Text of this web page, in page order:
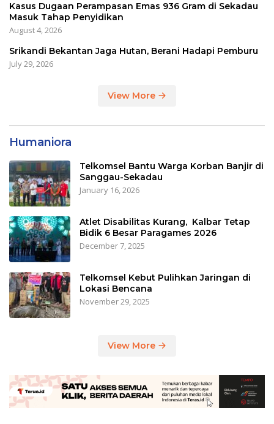
Kasus Dugaan Perampasan Emas 936 Gram di Sekadau
Masuk Tahap Penyidikan
August 4, 2026
Srikandi Bekantan Jaga Hutan, Berani Hadapi Pemburu
July 29, 2026
View More
Humaniora
Telkomsel Bantu Warga Korban Banjir di
Sanggau-Sekadau
January 16, 2026
Atlet Disabilitas Kurang, Kalbar Tetap
Bidik 6 Besar Paragames 2026
December 7, 2025
Telkomsel Kebut Pulihkan Jaringan di
Lokasi Bencana
November 29, 2025
View More